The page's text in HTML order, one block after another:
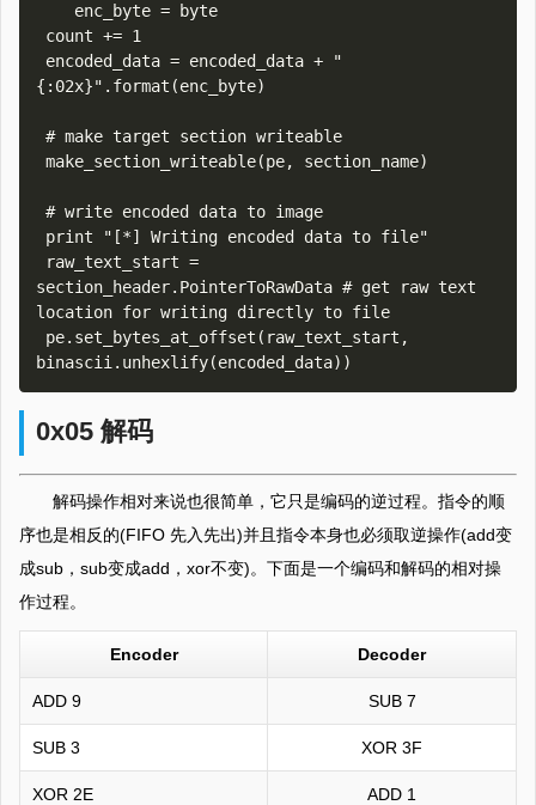
enc_byte = byte
{:02x}".format(enc_byte)
section_header.PointerToRawData # get raw text
location for writing directly to file
0x05 解码
解码操作相对来说也很简单，它只是编码的逆过程。指令的顺
序也是相反的(FIFO 先入先出)并且指令本身也必须取逆操作(add变
成sub，sub变成add，xor不变)。下面是一个编码和解码的相对操
作过程。
Encoder Decoder
ADD 9 SUB 7
SUB 3 XOR 3F
XOR 2E ADD 1